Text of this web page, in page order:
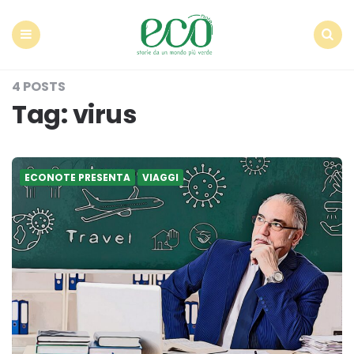
4 POSTS
Tag:virus
ECONOTE PRESENTA VIAGGI